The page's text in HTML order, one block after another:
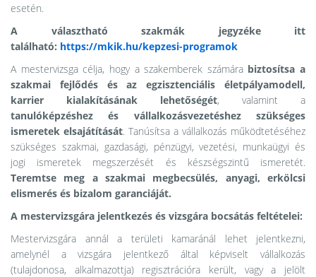
esetén.
A választható szakmák jegyzéke itt
található: https://mkik.hu/kepzesi-programok
A mestervizsga célja, hogy a szakemberek számára biztosítsa a
szakmai fejlődés és az egzisztenciális életpályamodell,
karrier kialakításának lehetőségét, valamint a
tanulóképzéshez és vállalkozásvezetéshez szükséges
ismeretek elsajátítását. Tanúsítsa a vállalkozás működtetéséhez
szükséges szakmai, gazdasági, pénzügyi, vezetési, munkaügyi és
jogi ismeretek megszerzését és készségszintű ismeretét.
Teremtse meg a szakmai megbecsülés, anyagi, erkölcsi
elismerés és bizalom garanciáját.
A mestervizsgára jelentkezés és vizsgára bocsátás feltételei:
Mestervizsgára annál a területi kamaránál lehet jelentkezni,
amelynél a vizsgára jelentkező által képviselt vállalkozás
(tulajdonosa, alkalmazottja) regisztrációra került, vagy a jelölt